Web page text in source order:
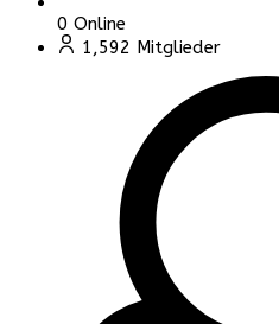
0 Online
1,592 Mitglieder